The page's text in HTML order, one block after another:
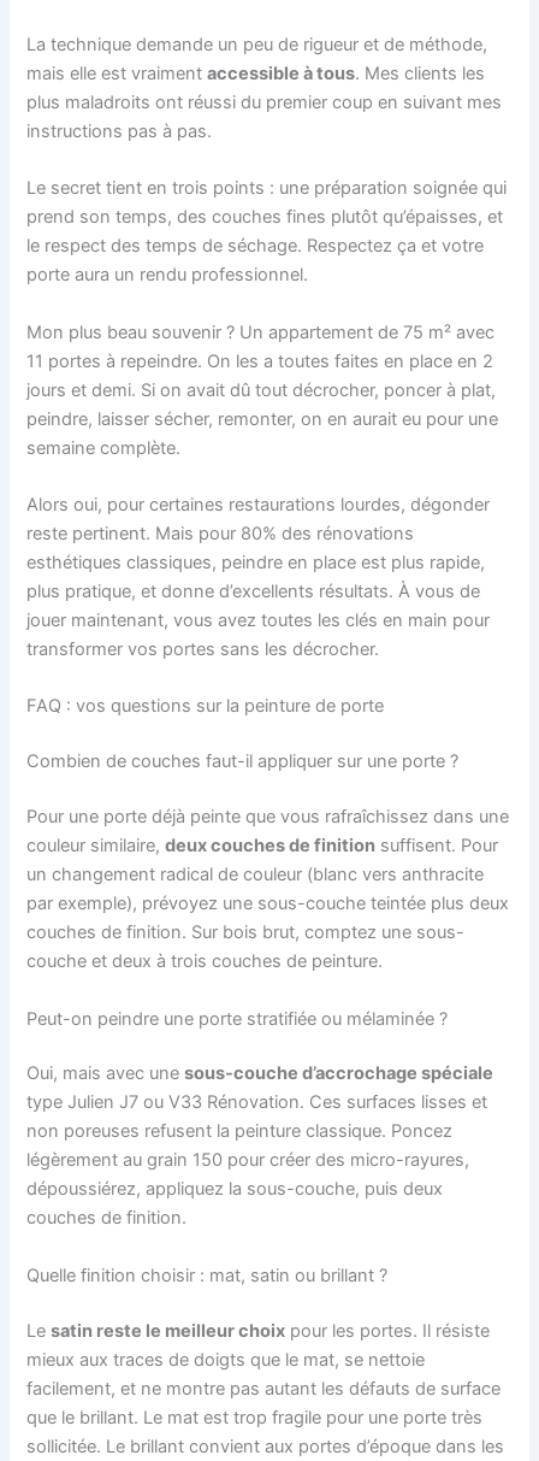
La technique demande un peu de rigueur et de méthode,
mais elle est vraimentaccessible à tous. Mes clients les
plus maladroits ont réussi du premier coup en suivant mes
instructions pas à pas.
Le secret tient en trois points : une préparation soignée qui
prend son temps, des couches fines plutôt qu’épaisses, et
le respect des temps de séchage. Respectez ça et votre
porte aura un rendu professionnel.
Mon plus beau souvenir ? Un appartement de 75 m² avec
11 portes à repeindre. On les a toutes faites en place en 2
jours et demi. Si on avait dû tout décrocher, poncer à plat,
peindre, laisser sécher, remonter, on en aurait eu pour une
semaine complète.
Alors oui, pour certaines restaurations lourdes, dégonder
reste pertinent. Mais pour 80% des rénovations
esthétiques classiques, peindre en place est plus rapide,
plus pratique, et donne d’excellents résultats. À vous de
jouer maintenant, vous avez toutes les clés en main pour
transformer vos portes sans les décrocher.
FAQ : vos questions sur la peinture de porte
Combien de couches faut-il appliquer sur une porte ?
Pour une porte déjà peinte que vous rafraîchissez dans une
couleur similaire,deux couches de finition suffisent. Pour
un changement radical de couleur (blanc vers anthracite
par exemple), prévoyez une sous-couche teintée plus deux
couches de finition. Sur bois brut, comptez une sous-
couche et deux à trois couches de peinture.
Peut-on peindre une porte stratifiée ou mélaminée ?
Oui, mais avec unesous-couche d’accrochage spéciale
type Julien J7 ou V33 Rénovation. Ces surfaces lisses et
non poreuses refusent la peinture classique. Poncez
légèrement au grain 150 pour créer des micro-rayures,
dépoussiérez, appliquez la sous-couche, puis deux
couches de finition.
Quelle finition choisir : mat, satin ou brillant ?
Lesatin reste le meilleur choix pour les portes. Il résiste
mieux aux traces de doigts que le mat, se nettoie
facilement, et ne montre pas autant les défauts de surface
que le brillant. Le mat est trop fragile pour une porte très
sollicitée. Le brillant convient aux portes d’époque dans les